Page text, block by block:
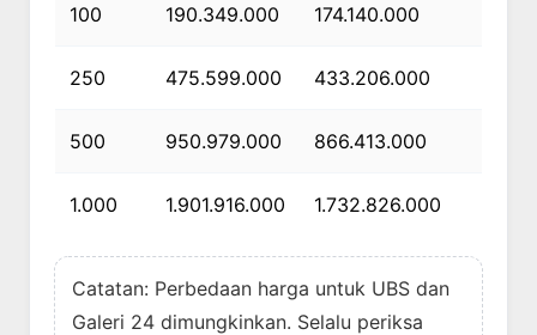
100 190.349.000 174.140.000
250 475.599.000 433.206.000
500 950.979.000 866.413.000
1.000 1.901.916.000 1.732.826.000
Catatan: Perbedaan harga untuk UBS dan
Galeri 24 dimungkinkan. Selalu periksa